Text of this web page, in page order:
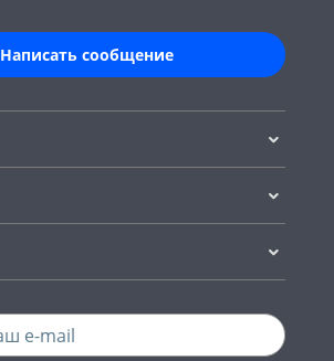
Написать сообщение